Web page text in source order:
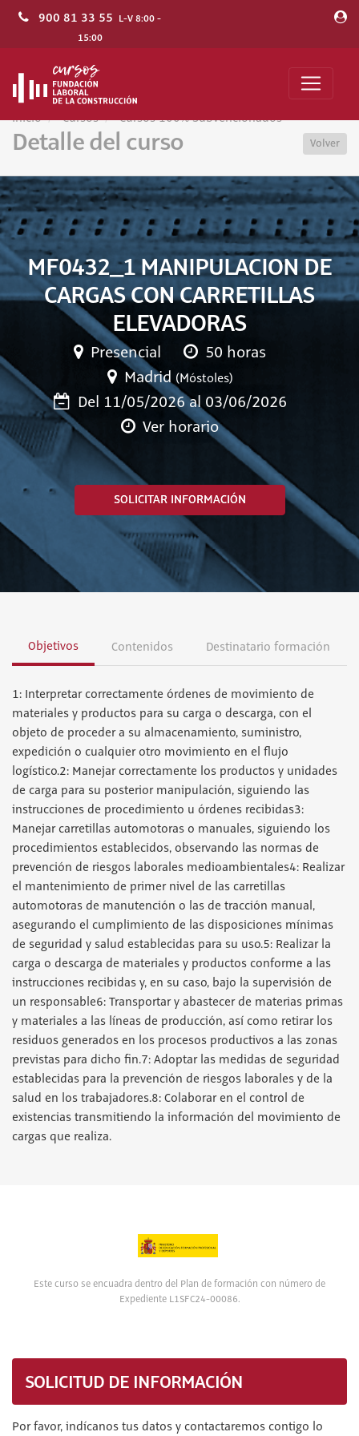
900 81 33 55 L-V 8:00 -
15:00
Inicio Cursos Cursos 100% Subvencionados
Detalle del curso Volver
MF0432_1 MANIPULACION DE
CARGAS CON CARRETILLAS
ELEVADORAS
Presencial
50 horas
Madrid (Móstoles)
Del 11/05/2026 al 03/06/2026
Ver horario
SOLICITAR INFORMACIÓN
Objetivos Contenidos Destinatario formación
1: Interpretar correctamente órdenes de movimiento de
materiales y productos para su carga o descarga, con el
objeto de proceder a su almacenamiento, suministro,
expedición o cualquier otro movimiento en el flujo
logístico.2: Manejar correctamente los productos y unidades
de carga para su posterior manipulación, siguiendo las
instrucciones de procedimiento u órdenes recibidas3:
Manejar carretillas automotoras o manuales, siguiendo los
procedimientos establecidos, observando las normas de
prevención de riesgos laborales medioambientales4: Realizar
el mantenimiento de primer nivel de las carretillas
automotoras de manutención o las de tracción manual,
asegurando el cumplimiento de las disposiciones mínimas
de seguridad y salud establecidas para su uso.5: Realizar la
carga o descarga de materiales y productos conforme a las
instrucciones recibidas y, en su caso, bajo la supervisión de
un responsable6: Transportar y abastecer de materias primas
y materiales a las líneas de producción, así como retirar los
residuos generados en los procesos productivos a las zonas
previstas para dicho fin.7: Adoptar las medidas de seguridad
establecidas para la prevención de riesgos laborales y de la
salud en los trabajadores.8: Colaborar en el control de
existencias transmitiendo la información del movimiento de
cargas que realiza.
Este curso se encuadra dentro del Plan de formación con número de
Expediente L1SFC24-00086.
SOLICITUD DE INFORMACIÓN
Por favor, indícanos tus datos y contactaremos contigo lo